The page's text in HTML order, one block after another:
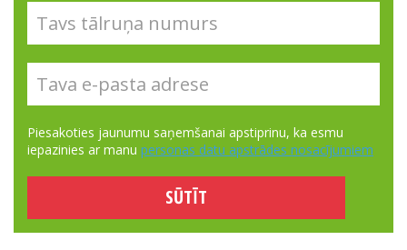
Piesakoties jaunumu saņemšanai apstiprinu, ka esmu
iepazinies ar manu personas datu apstrādes nosacījumiem